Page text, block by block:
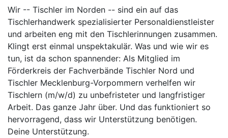
Wir -- Tischler im Norden -- sind ein auf das
Tischlerhandwerk spezialisierter Personaldienstleister
und arbeiten eng mit den Tischlerinnungen zusammen.
Klingt erst einmal unspektakulär. Was und wie wir es
tun, ist da schon spannender: Als Mitglied im
Förderkreis der Fachverbände Tischler Nord und
Tischler Mecklenburg-Vorpommern verhelfen wir
Tischlern (m/w/d) zu unbefristeter und langfristiger
Arbeit. Das ganze Jahr über. Und das funktioniert so
hervorragend, dass wir Unterstützung benötigen.
Deine Unterstützung.